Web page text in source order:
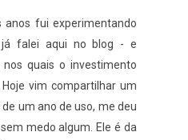
anos fui experimentando
falei aqui no blog - e
quais o investimento
vim compartilhar um
um ano de uso, me deu
medo algum. Ele é da